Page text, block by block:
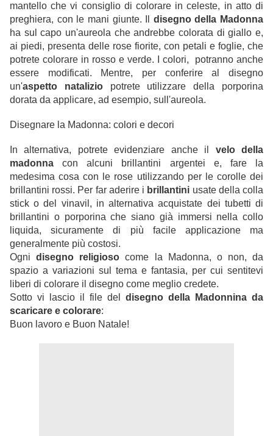
mantello che vi consiglio di colorare in celeste, in atto di
preghiera, con le mani giunte. Il disegno della Madonna
ha sul capo un'aureola che andrebbe colorata di giallo e,
ai piedi, presenta delle rose fiorite, con petali e foglie, che
potrete colorare in rosso e verde. I colori, potranno anche
essere modificati. Mentre, per conferire al disegno
un'aspetto nataliziopotrete utilizzare della porporina
dorata da applicare, ad esempio, sull'aureola.
Disegnare la Madonna: colori e decori
In alternativa, potrete evidenziare anche il velo della
madonna con alcuni brillantini argentei e, fare la
medesima cosa con le rose utilizzando per le corolle dei
brillantini rossi. Per far aderire i brillantini usate della colla
stick o del vinavil, in alternativa acquistate dei tubetti di
brillantini o porporina che siano già immersi nella collo
liquida, sicuramente di più facile applicazione ma
generalmente più costosi.
Ognidisegno religioso come la Madonna, o non, da
spazio a variazioni sul tema e fantasia, per cui sentitevi
liberi di colorare il disegno come meglio credete.
Sotto vi lascio il file del disegno della Madonnina da
scaricare e colorare:
Buon lavoro e Buon Natale!